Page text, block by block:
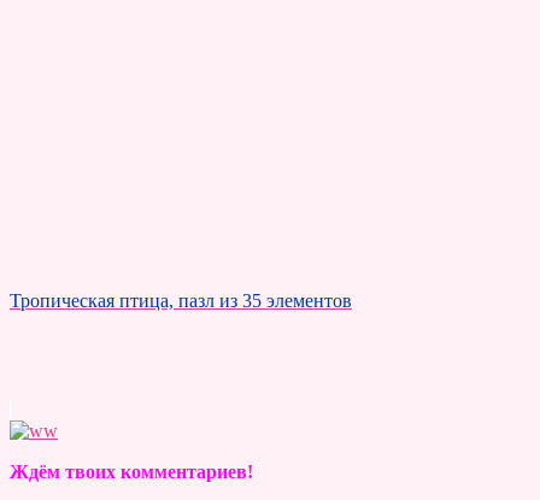
Тропическая птица, пазл из 35 элементов
Ждём твоих комментариев!